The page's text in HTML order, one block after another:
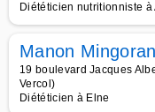
Diététicien nutritionniste à
Manon
19 boulevard Jacques
Vercol)
Diététicien à Elne